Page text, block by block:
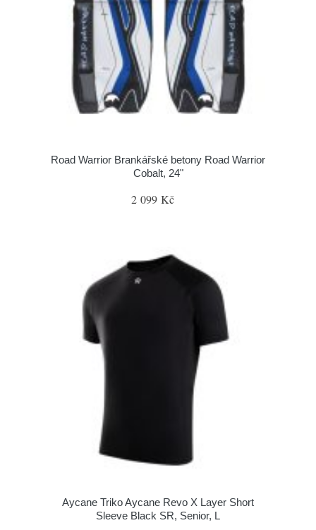
Road Warrior Brankářské betony Road Warrior
Cobalt, 24"
2 099 Kč
Aycane Triko Aycane Revo X Layer Short
Sleeve Black SR, Senior, L